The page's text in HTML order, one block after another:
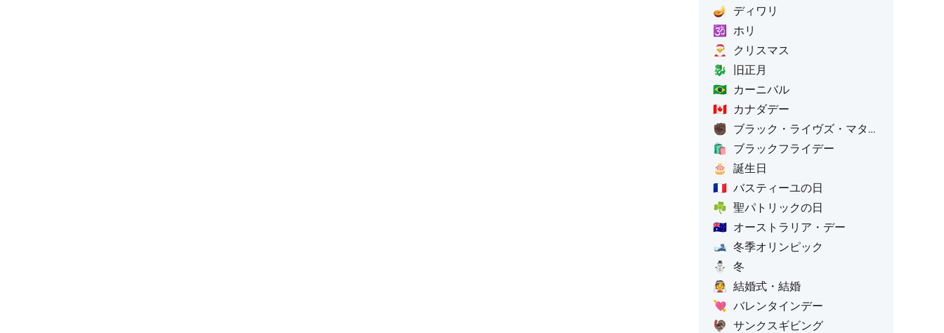
🪔
ディワリ
🕉️
ホリ
🎅
クリスマス
🐉
旧正月
🇧🇷
カーニバル
🇨🇦
カナダデー
✊🏿 ブラック・ライヴズ・マター（黒人の命を軽んじるな）
🛍️
ブラックフライデー
🎂
誕生日
🇫🇷 バスティーユの日
☘️ 聖パトリックの日
🇦🇺 オーストラリア・デー
🎿 冬季オリンピック
⛄
冬
👰 結婚式・結婚
💘 バレンタインデー
🦃 サンクスギビング